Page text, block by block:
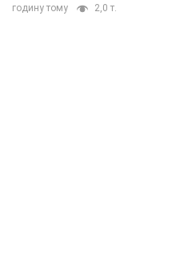
годину тому 2,0 т.